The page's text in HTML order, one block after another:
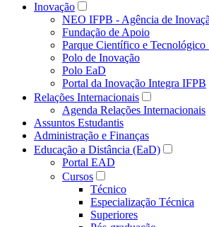
Inovação
NEO IFPB - Agência de
Fundação de Apoio
Parque Científico e Tecnológico
Polo de Inovação
Polo EaD
Portal da Inovação Integra IFPB
Relações Internacionais
Agenda Relações Internacionais
Assuntos Estudantis
Administração e Finanças
Educação a Distância (EaD)
Portal EAD
Cursos
Técnico
Especialização Técnica
Superiores